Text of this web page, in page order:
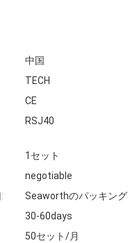
中国
TECH
CE
RSJ40
1セット
negotiable
Seaworthのパッキング
30-60days
50セット/月